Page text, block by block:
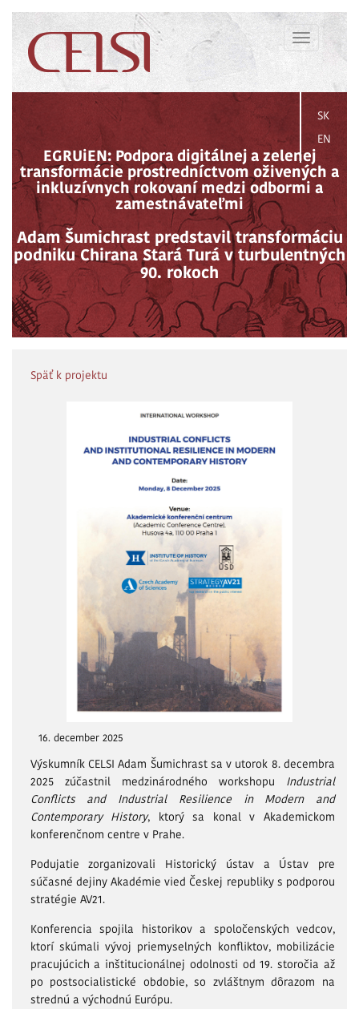
Toggle
navigation
SK
EN
EGRUiEN: Podpora digitálnej a zelenej
transformácie prostredníctvom oživených a
inkluzívnych rokovaní medzi odbormi a
zamestnávateľmi
Adam Šumichrast predstavil transformáciu
podniku Chirana Stará Turá v turbulentných
90. rokoch
Späť k projektu
16. december 2025
Výskumník CELSI Adam Šumichrast sa v utorok 8. decembra
2025 zúčastnil medzinárodného workshopu Industrial
Conflicts and Industrial Resilience in Modern and
Contemporary History, ktorý sa konal v Akademickom
konferenčnom centre v Prahe.
Podujatie zorganizovali Historický ústav a Ústav pre
súčasné dejiny Akadémie vied Českej republiky s podporou
stratégie AV21.
Konferencia spojila historikov a spoločenských vedcov,
ktorí skúmali vývoj priemyselných konfliktov, mobilizácie
pracujúcich a inštitucionálnej odolnosti od 19. storočia až
po postsocialistické obdobie, so zvláštnym dôrazom na
strednú a východnú Európu.